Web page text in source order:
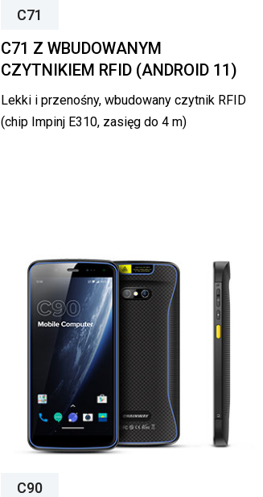
C71
C71 Z WBUDOWANYM
CZYTNIKIEM RFID (ANDROID 11)
Lekki i przenośny, wbudowany czytnik RFID
(chip Impinj E310, zasięg do 4 m)
C90